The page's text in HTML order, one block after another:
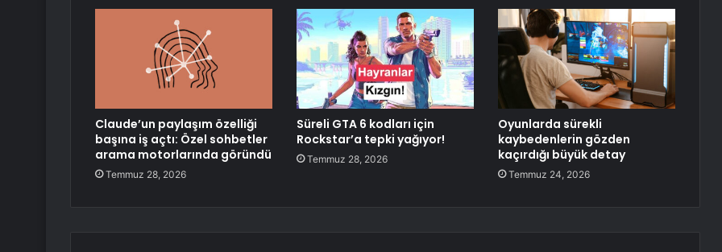
Claude’un paylaşım özelliği
başına iş açtı: Özel sohbetler
arama motorlarında göründü
Temmuz 28, 2026
Süreli GTA 6 kodları için
Rockstar’a tepki yağıyor!
Temmuz 28, 2026
Oyunlarda sürekli
kaybedenlerin gözden
kaçırdığı büyük detay
Temmuz 24, 2026